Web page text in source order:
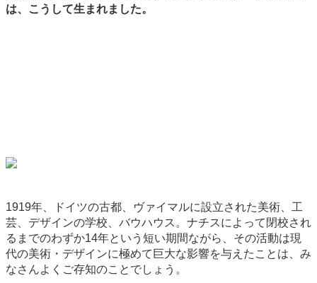
は、こうして生まれました。
1919年、ドイツの古都、ヴァイマルに設立された美術、工
芸、デザインの学校、バウハウス。ナチスによって閉校され
るまでのわずか14年という短い期間ながら、その活動は現
代の美術・デザインに極めて巨大な影響を与えたことは、み
なさんよくご存知のことでしょう。